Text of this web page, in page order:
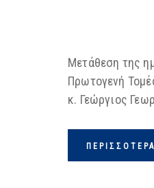
Μετάθεση της
Πρωτογενή
κ. Γεώργιος
ΠΕΡΙΣΣΌΤΕΡΑ